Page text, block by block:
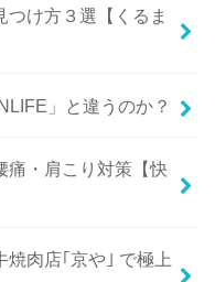
つけ方３選【くるま
」と違うのか？
痛・肩こり対策【快
焼肉店｢京や｣ で極上